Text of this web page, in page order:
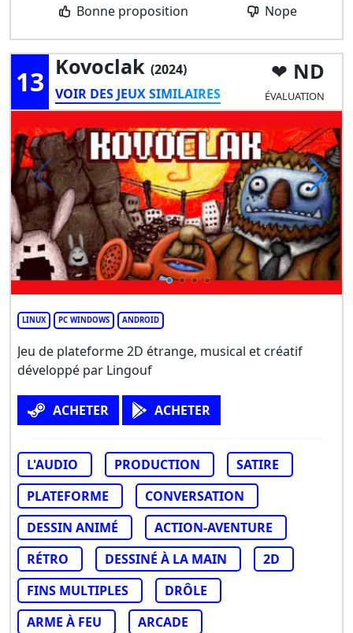
Bonne proposition Nope
13 Kovoclak (2024)
VOIR DES JEUX SIMILAIRES
ND
ÉVALUATION
LINUX PC WINDOWS ANDROID
Jeu de plateforme 2D étrange, musical et créatif
développé par Lingouf
ACHETER ACHETER
L'AUDIO PRODUCTION
SATIRE
PLATEFORME
CONVERSATION
DESSIN ANIMÉ
ACTION-AVENTURE
RÉTRO
DESSINÉ À LA MAIN
2D
FINS MULTIPLES
DRÔLE
ARME À FEU
ARCADE